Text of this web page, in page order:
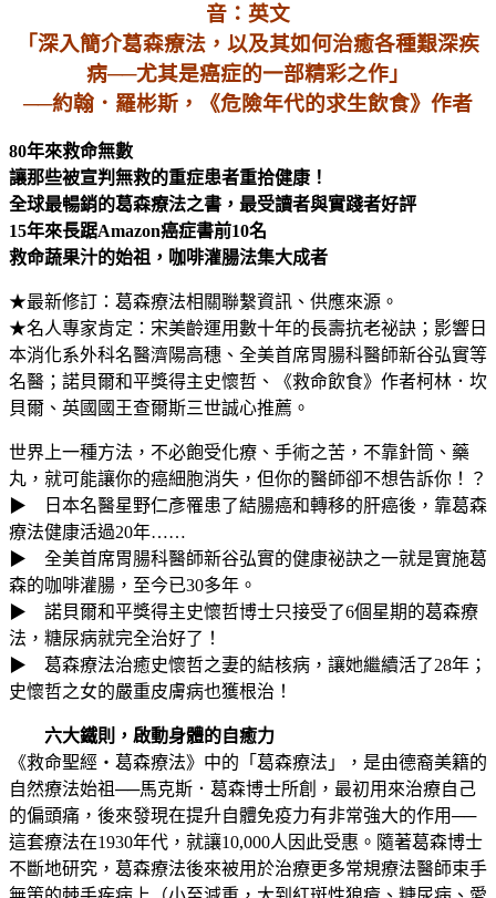
音：英文
「深入簡介葛森療法，以及其如何治癒各種艱深疾
病──尤其是癌症的一部精彩之作」
──約翰．羅彬斯，《危險年代的求生飲食》作者
80年來救命無數
讓那些被宣判無救的重症患者重拾健康！
全球最暢銷的葛森療法之書，最受讀者與實踐者好評
15年來長踞Amazon癌症書前10名
救命蔬果汁的始祖，咖啡灌腸法集大成者
★最新修訂：葛森療法相關聯繫資訊、供應來源。
★名人專家肯定：宋美齡運用數十年的長壽抗老祕訣；影響日
本消化系外科名醫濟陽高穗、全美首席胃腸科醫師新谷弘實等
名醫；諾貝爾和平獎得主史懷哲、《救命飲食》作者柯林．坎
貝爾、英國國王查爾斯三世誠心推薦。
世界上一種方法，不必飽受化療、手術之苦，不靠針筒、藥
丸，就可能讓你的癌細胞消失，但你的醫師卻不想告訴你！？
▶ 日本名醫星野仁彥罹患了結腸癌和轉移的肝癌後，靠葛森
療法健康活過20年……
▶ 全美首席胃腸科醫師新谷弘實的健康祕訣之一就是實施葛
森的咖啡灌腸，至今已30多年。
▶ 諾貝爾和平獎得主史懷哲博士只接受了6個星期的葛森療
法，糖尿病就完全治好了！
▶ 葛森療法治癒史懷哲之妻的結核病，讓她繼續活了28年；
史懷哲之女的嚴重皮膚病也獲根治！
六大鐵則，啟動身體的自癒力
《救命聖經‧葛森療法》中的「葛森療法」，是由德裔美籍的
自然療法始祖──馬克斯．葛森博士所創，最初用來治療自己
的偏頭痛，後來發現在提升自體免疫力有非常強大的作用──
這套療法在1930年代，就讓10,000人因此受惠。隨著葛森博士
不斷地研究，葛森療法後來被用於治療更多常規療法醫師束手